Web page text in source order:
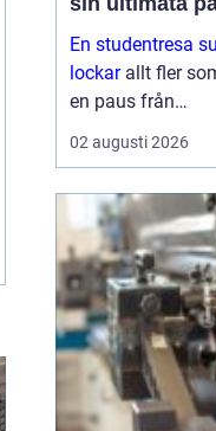
från plugget
En studentresa
lockarallt fler
en paus från
föreläsningar,
och sena kvällar i
både fysisk
och mental
återhämtning,
som ...
02 augusti 2026